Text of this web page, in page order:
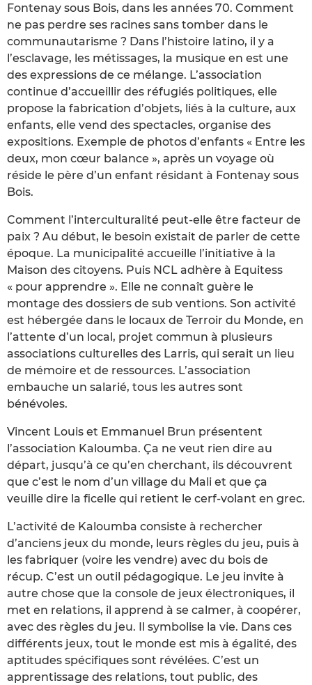
Fontenay sous Bois, dans les années 70. Comment
ne pas perdre ses racines sans tomber dans le
communautarisme ? Dans l’histoire latino, il y a
l’esclavage, les métissages, la musique en est une
des expressions de ce mélange. L’association
continue d’accueillir des réfugiés politiques, elle
propose la fabrication d’objets, liés à la culture, aux
enfants, elle vend des spectacles, organise des
expositions. Exemple de photos d’enfants « Entre les
deux, mon cœur balance », après un voyage où
réside le père d’un enfant résidant à Fontenay sous
Bois.
Comment l’interculturalité peut-elle être facteur de
paix ? Au début, le besoin existait de parler de cette
époque. La municipalité accueille l’initiative à la
Maison des citoyens. Puis NCL adhère à Equitess
« pour apprendre ». Elle ne connaît guère le
montage des dossiers de sub ventions. Son activité
est hébergée dans le locaux de Terroir du Monde, en
l’attente d’un local, projet commun à plusieurs
associations culturelles des Larris, qui serait un lieu
de mémoire et de ressources. L’association
embauche un salarié, tous les autres sont
bénévoles.
Vincent Louis et Emmanuel Brun présentent
l’association Kaloumba. Ça ne veut rien dire au
départ, jusqu’à ce qu’en cherchant, ils découvrent
que c’est le nom d’un village du Mali et que ça
veuille dire la ficelle qui retient le cerf-volant en grec.
L’activité de Kaloumba consiste à rechercher
d’anciens jeux du monde, leurs règles du jeu, puis à
les fabriquer (voire les vendre) avec du bois de
récup. C’est un outil pédagogique. Le jeu invite à
autre chose que la console de jeux électroniques, il
met en relations, il apprend à se calmer, à coopérer,
avec des règles du jeu. Il symbolise la vie. Dans ces
différents jeux, tout le monde est mis à égalité, des
aptitudes spécifiques sont révélées. C’est un
apprentissage des relations, tout public, des